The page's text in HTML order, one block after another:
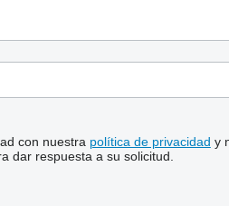
con nuestra política de privacidad y
dar respuesta a su solicitud.